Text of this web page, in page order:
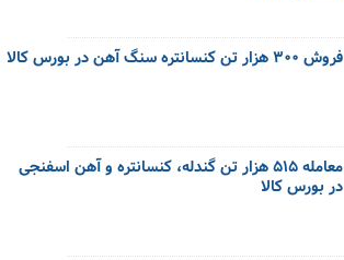
فروش ۳۰۰ هزار تن کنسانتره سنگ آهن در بورس کالا
معامله ۵۱۵ هزار تن گندله، کنسانتره و آهن اسفنجی
در بورس کالا